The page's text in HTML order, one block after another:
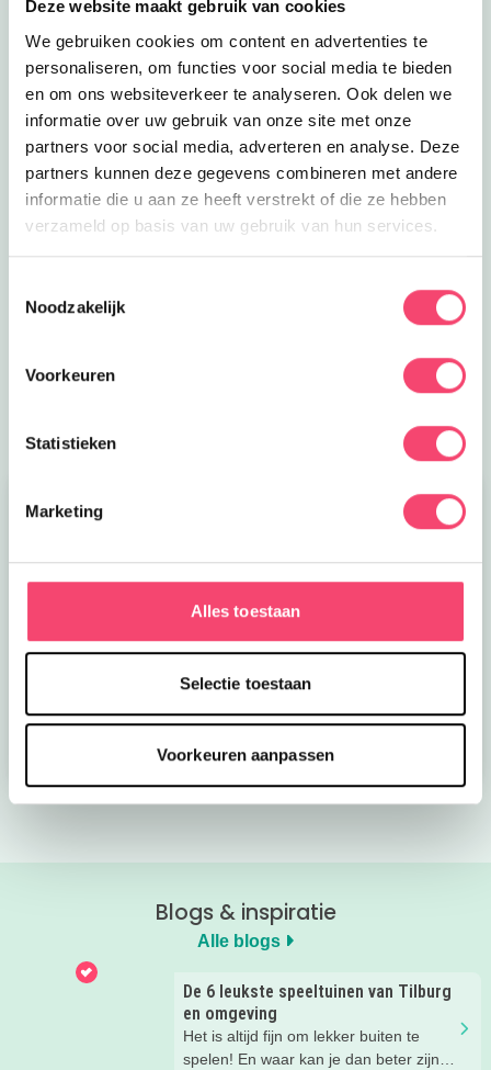
Deze website maakt gebruik van cookies
We gebruiken cookies om content en advertenties te
personaliseren, om functies voor social media te bieden
en om ons websiteverkeer te analyseren. Ook delen we
informatie over uw gebruik van onze site met onze
partners voor social media, adverteren en analyse. Deze
partners kunnen deze gegevens combineren met andere
informatie die u aan ze heeft verstrekt of die ze hebben
verzameld op basis van uw gebruik van hun services.
Noodzakelijk
Voorkeuren
Statistieken
Marketing
Alles toestaan
Selectie toestaan
Voorkeuren aanpassen
Een Kidsproof zomervakantie!
staat vol met toffe uitjes, tips voor thuis, zomerse of
regenachtige dagen. Maak fijne herinneringen met
Kroon op de taart bij
Onze favoriete
Blogs & inspiratie
Alle blogs
De 6 leukste speeltuinen van Tilburg
en omgeving
Het is altijd fijn om lekker buiten te
spelen! En waar kan je dan beter zijn